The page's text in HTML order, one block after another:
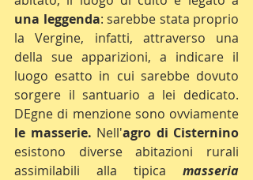
una leggenda: sarebbe stata proprio
la Vergine, infatti, attraverso una
della sue apparizioni, a indicare il
luogo esatto in cui sarebbe dovuto
sorgere il santuario a lei dedicato.
le masserie. Nell'agro di Cisternino
esistono diverse abitazioni rurali
assimilabili alla tipica masseria